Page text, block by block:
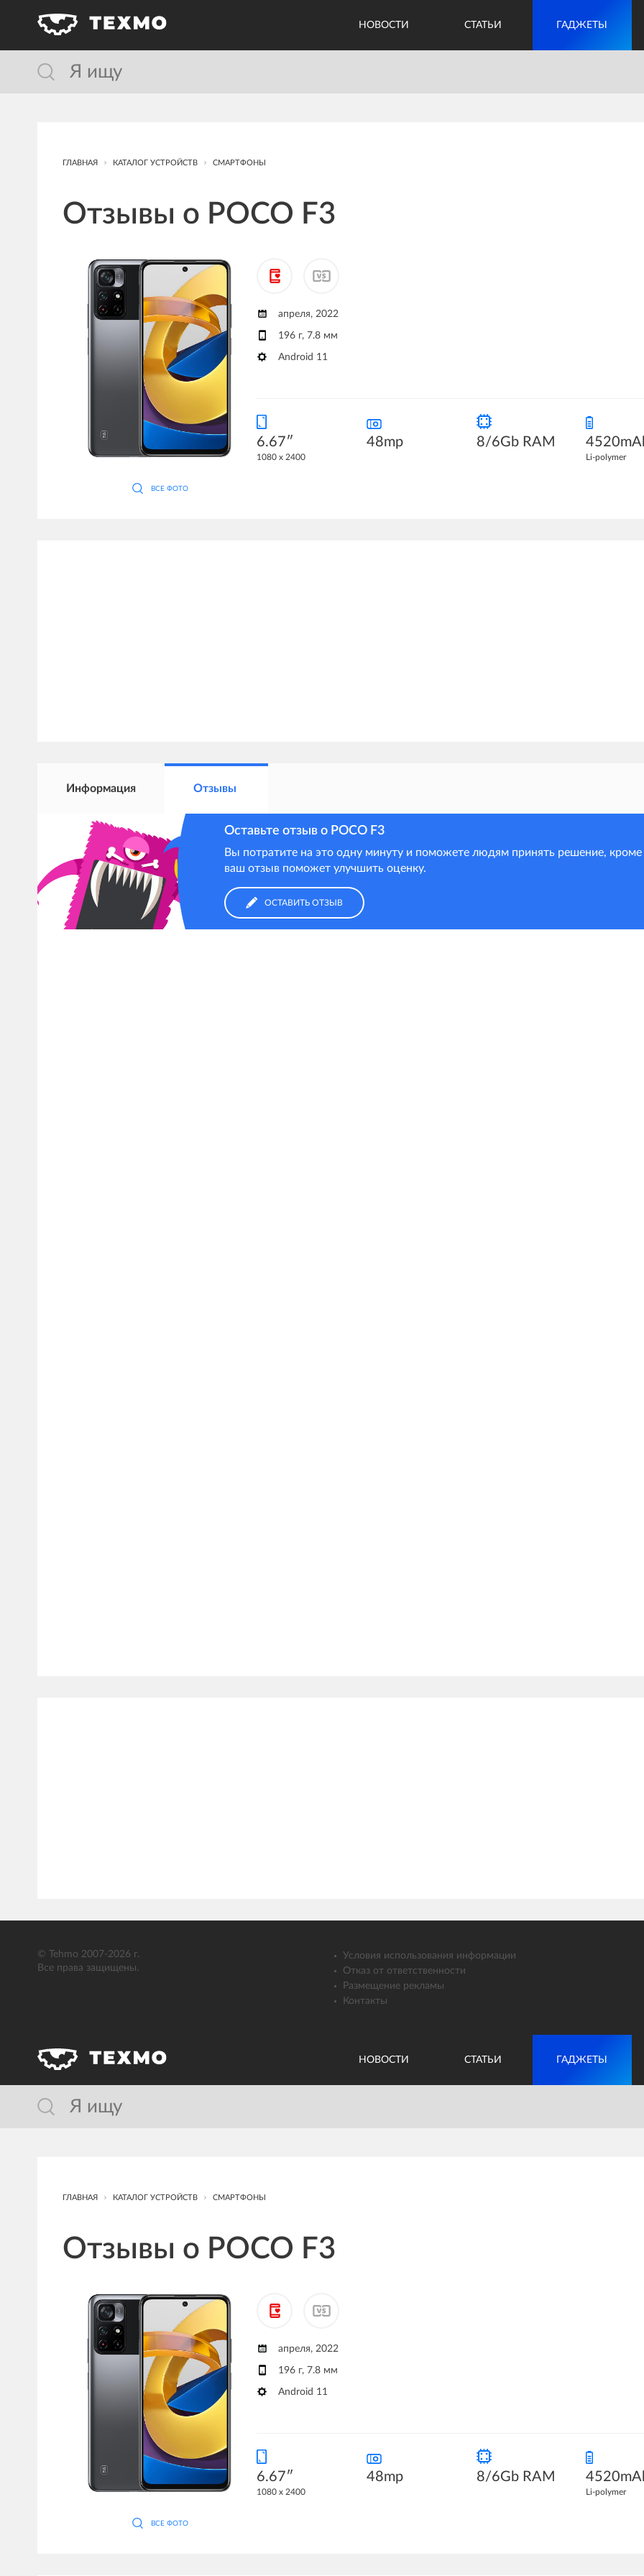
НОВОСТИ СТАТЬИ ГАДЖЕТЫ
ГЛАВНАЯ КАТАЛОГ УСТРОЙСТВ СМАРТФОНЫ
Отзывы о POCO F3
ВСЕ ФОТО
апреля, 2022
196 г, 7.8 мм
Android 11
6.67″
1080 x 2400
48mp 8/6Gb RAM
Li-polymer
Информация Отзывы
Оставьте отзыв о POCO F3
Вы потратите на это одну минуту и поможете людям принять решение, кроме
ваш отзыв поможет улучшить оценку.
ОСТАВИТЬ ОТЗЫВ
© Tehmo 2007-2026 г.
Все права защищены.
Условия использования информации
Отказ от ответственности
Размещение рекламы
Контакты
НОВОСТИ СТАТЬИ ГАДЖЕТЫ
ГЛАВНАЯ КАТАЛОГ УСТРОЙСТВ СМАРТФОНЫ
Отзывы о POCO F3
ВСЕ ФОТО
апреля, 2022
196 г, 7.8 мм
Android 11
6.67″
1080 x 2400
48mp 8/6Gb RAM
Li-polymer